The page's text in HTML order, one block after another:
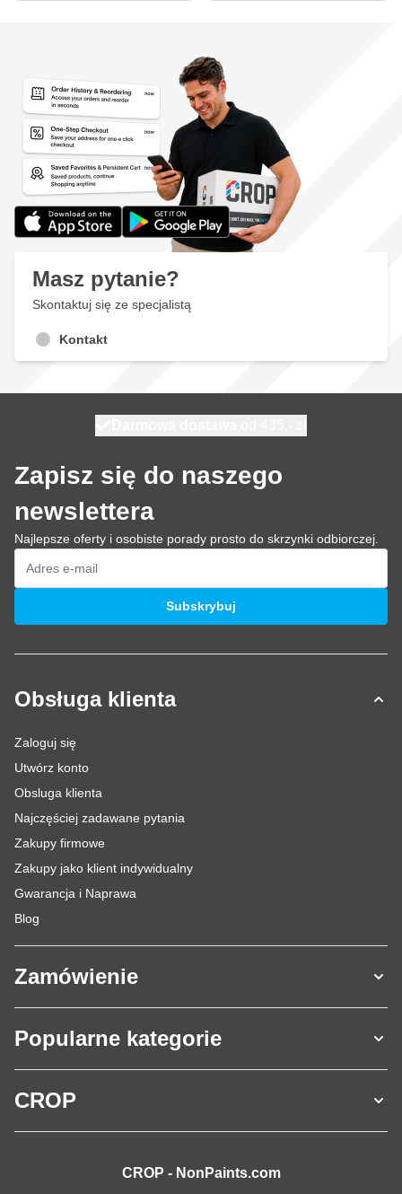
Masz pytanie?
Skontaktuj się ze specjalistą
Kontakt
Zapisz się do naszego
newslettera
Najlepsze oferty i osobiste porady prosto do skrzynki odbiorczej.
Adres e-mail
Subskrybuj
Obsługa klienta
Zaloguj się
Utwórz konto
Obsluga klienta
Najczęściej zadawane pytania
Zakupy firmowe
Zakupy jako klient indywidualny
Gwarancja i Naprawa
Blog
Zamówienie
Popularne kategorie
CROP
CROP - NonPaints.com